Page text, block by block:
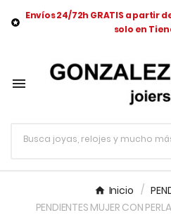

Envíos 24/72h GRATIS a partir
solo en

Inicio
PENDIENTES MUJER CON